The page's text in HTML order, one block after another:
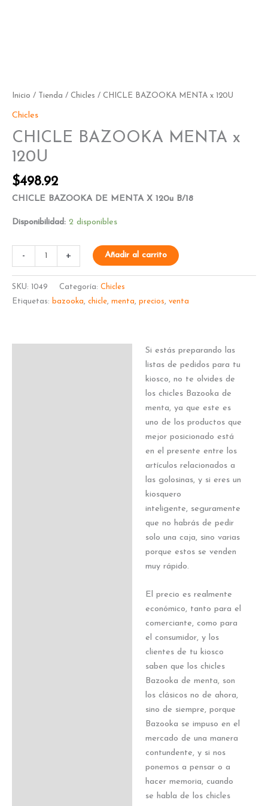
Inicio / Tienda / Chicles / CHICLE BAZOOKA MENTA x 120U
Chicles
CHICLE BAZOOKA MENTA x
120U
$498.92
CHICLE BAZOOKA DE MENTA X 120u B/18
Disponibilidad: 2 disponibles
- + Añadir al carrito
SKU: 1049 Categoría: Chicles
Etiquetas: bazooka, chicle, menta, precios, venta
Si estás preparando las
listas de pedidos para tu
kiosco, no te olvides de
los chicles Bazooka de
menta, ya que este es
uno de los productos que
mejor posicionado está
en el presente entre los
artículos relacionados a
las golosinas, y si eres un
kiosquero
inteligente, seguramente
que no habrás de pedir
solo una caja, sino varias
porque estos se venden
muy rápido.
El precio es realmente
económico, tanto para el
comerciante, como para
el consumidor, y los
clientes de tu kiosco
saben que los chicles
Bazooka de menta, son
los clásicos no de ahora,
sino de siempre, porque
Bazooka se impuso en el
mercado de una manera
contundente, y si nos
ponemos a pensar o a
hacer memoria, cuando
se habla de los chicles